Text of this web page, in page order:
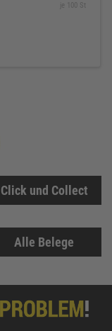
je 100 St
Click und Collect
Alle Belege